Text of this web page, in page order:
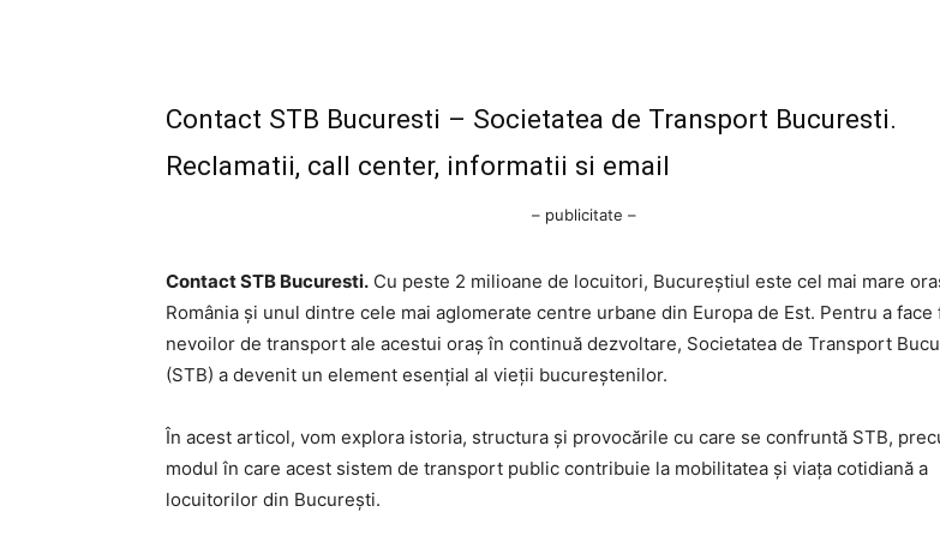
Contact STB Bucuresti – Societatea de Transport Bucuresti.
Reclamatii, call center, informatii si email
– publicitate –
Contact STB Bucuresti. Cu peste 2 milioane de locuitori, Bucureștiul este cel mai mare
România și unul dintre cele mai aglomerate centre urbane din Europa de Est. Pentru a face
nevoilor de transport ale acestui oraș în continuă dezvoltare, Societatea de Transport
(STB) a devenit un element esențial al vieții bucureștenilor.
În acest articol, vom explora istoria, structura și provocările cu care se confruntă STB,
modul în care acest sistem de transport public contribuie la mobilitatea și viața cotidiană a
locuitorilor din București.